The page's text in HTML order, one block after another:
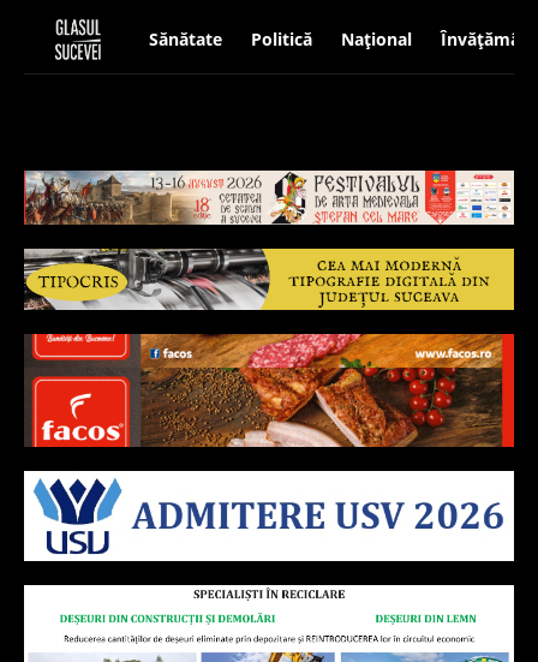
Sănătate Politică Național Învățământ